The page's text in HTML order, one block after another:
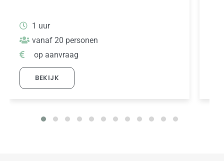
1 uur
vanaf 20 personen
op aanvraag
BEKIJK